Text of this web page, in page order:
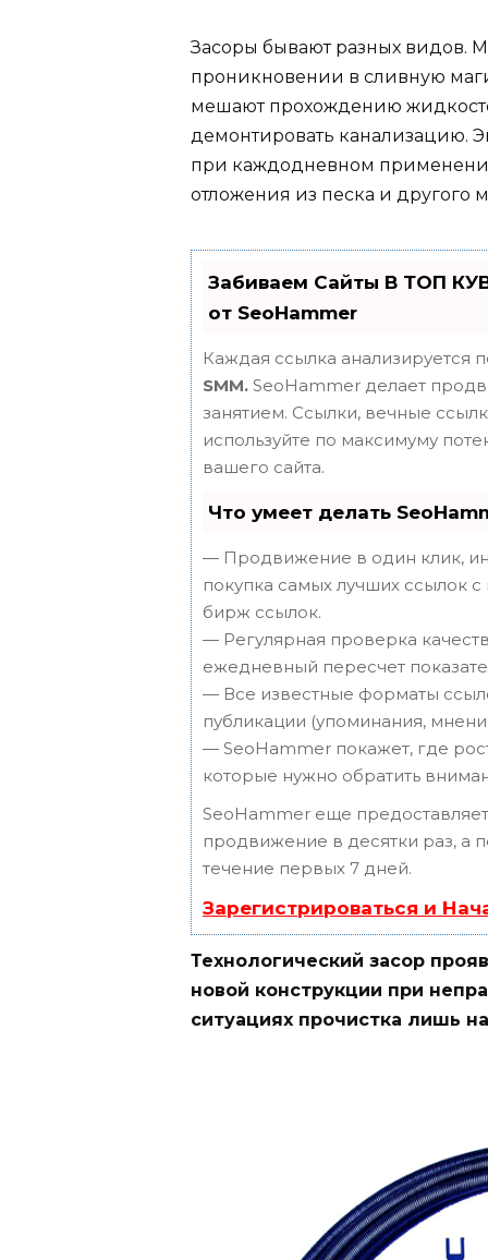
Засоры бывают разных видов.
проникновении в сливную
мешают прохождению
демонтировать канализацию.
при каждодневном
отложения из песка и другого
Забиваем Сайты В ТОП
от SeoHammer
Каждая ссылка анализируется
SMM. SeoHammer делает
занятием. Ссылки, вечные
используйте по максимуму
вашего сайта.
Что умеет делать
— Продвижение в один клик,
покупка самых лучших ссылок
бирж ссылок.
— Регулярная проверка
ежедневный пересчет
— Все известные форматы
публикации (упоминания,
— SeoHammer покажет, где
которые нужно обратить
SeoHammer еще
продвижение в десятки раз, а
течение первых 7 дней.
Зарегистрироваться и
Технологический засор
новой конструкции при
ситуациях прочистка лишь